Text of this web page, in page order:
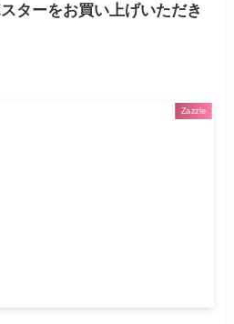
ターをお買い上げいただき
Zazzle